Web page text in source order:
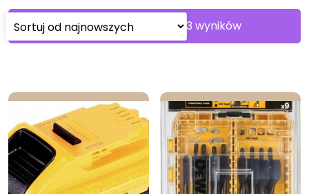
Wyświetlanie 1–30 z 103 wynikówSorted
by